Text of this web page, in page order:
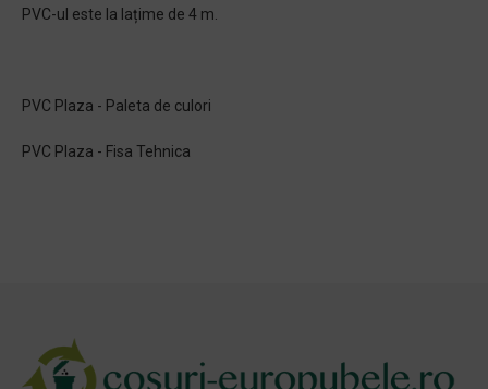
PVC-ul este la lațime de 4 m.
PVC Plaza - Paleta de culori
PVC Plaza - Fisa Tehnica